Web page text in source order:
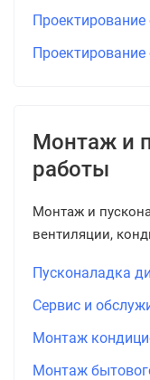
Проектирование
Монтаж и
работы
Монтаж и
вентиляции,
Пусконаладка
Сервис и
Монтаж
Монтаж